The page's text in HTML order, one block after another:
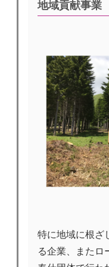
地域貢献事業
特に地域に根ざ
る企業、またロ